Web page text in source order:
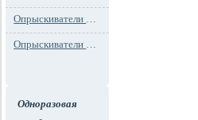
Опрыскиватели моторные
Опрыскиватели ранцевые
Одноразовая